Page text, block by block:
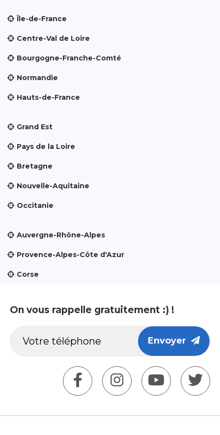
Île-de-France
Centre-Val de Loire
Bourgogne-Franche-Comté
Normandie
Hauts-de-France
Grand Est
Pays de la Loire
Bretagne
Nouvelle-Aquitaine
Occitanie
Auvergne-Rhône-Alpes
Provence-Alpes-Côte d'Azur
Corse
On vous rappelle gratuitement :) !
Envoyer